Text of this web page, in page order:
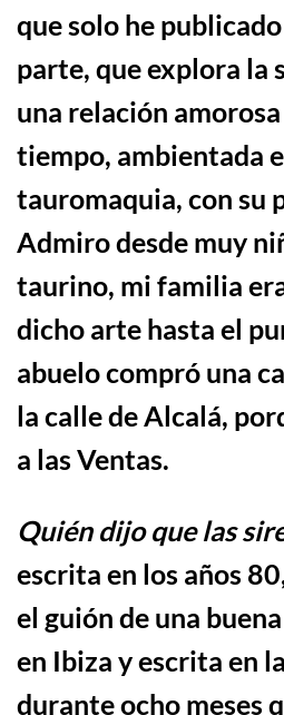
que solo he
parte, queexplora la
una relación
tiempo, ambientada
tauromaquia, con su
Admiro desde muy
taurino, mi familia
dicho arte hasta el
abuelo compró una
la calle de Alcalá,
a las Ventas.
Quién dijo que las
escrita en los años
el guión de una
en Ibiza y escrita en
durante ocho meses